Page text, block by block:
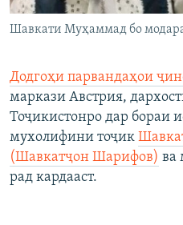
Шавкати Муҳаммад бо
Додгоҳи парвандаҳои
маркази Австрия,
Тоҷикистонро дар бораи
мухолифини тоҷик
(Шавкатҷон Шарифов) ва
рад кардааст.